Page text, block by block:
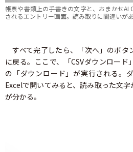
帳票や書類上の手書きの文字と、おまかせAI
されるエントリー画面。読み取りに間違いが
すべて完了したら、「次へ」のボタ
に戻る。ここで、「CSVダウンロー
の「ダウンロード」が実行される。
Excelで開いてみると、読み取った文
が分かる。